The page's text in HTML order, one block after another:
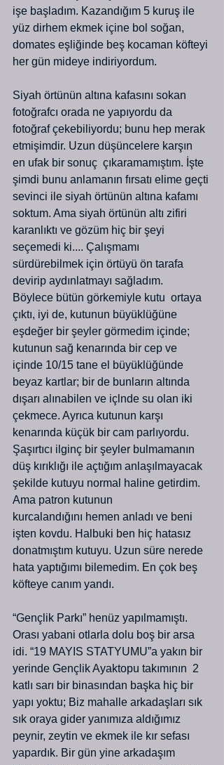
işe başladım. Kazandığım 5 kuruş ile
yüz dirhem ekmek içine bol soğan,
domates eşliğinde beş kocaman köfteyi
her gün mideye indiriyordum.
Siyah örtünün altına kafasını sokan
fotoğrafcı orada ne yapıyordu da
fotoğraf çekebiliyordu; bunu hep merak
etmişimdir. Uzun düşüncelere karşın
en ufak bir sonuç  çıkaramamıştım. İşte
şimdi bunu anlamanın fırsatı elime geçti
sevinci ile siyah örtünün altına kafamı
soktum. Ama siyah örtünün altı zifiri
karanlıktı ve gözüm hiç bir şeyi
seçemedi ki.... Çalışmamı
sürdürebilmek için örtüyü ön tarafa
devirip aydınlatmayı sağladım.
Böylece bütün görkemiyle kutu  ortaya
çıktı, iyi de, kutunun büyüklüğüne
eşdeğer bir şeyler görmedim içinde;
kutunun sağ kenarında bir cep ve
içinde 10/15 tane el büyüklüğünde
beyaz kartlar; bir de bunların altında
dışarı alınabilen ve içlnde su olan iki
çekmece. Ayrıca kutunun karşı
kenarında küçük bir cam parlıyordu.
Şaşırtıcı ilginç bir şeyler bulmamanın
düş kırıklığı ile açtığım anlaşılmayacak
şekilde kutuyu normal haline getirdim.
Ama patron kutunun
kurcalandığını hemen anladı ve beni
işten kovdu. Halbuki ben hiç hatasız
donatmıştım kutuyu. Uzun süre nerede
hata yaptığımı bilemedim. En çok beş
köfteye canım yandı.
“Gençlik Parkı” henüz yapılmamıştı.
Orası yabani otlarla dolu boş bir arsa
idi. “19 MAYIS STATYUMU”a yakın bir
yerinde Gençlik Ayaktopu takımının  2
katlı sarı bir binasından başka hiç bir
yapı yoktu; Biz mahalle arkadaşları sık
sık oraya gider yanımıza aldığımız
peynir, zeytin ve ekmek ile kır sefası
yapardık. Bir gün yine arkadaşım